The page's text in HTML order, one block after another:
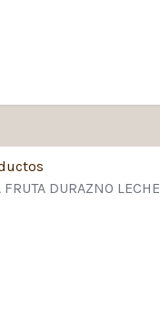
FRUTA DURAZNO LECHE